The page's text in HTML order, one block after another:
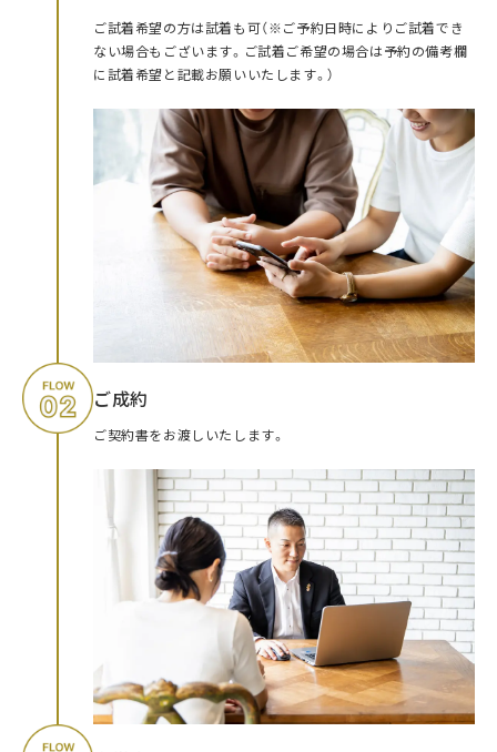
ご試着希望の方は試着も可（※ご予約日時によりご試着でき
ない場合もございます。ご試着ご希望の場合は予約の備考欄
に試着希望と記載お願いいたします。）
ご成約
ご契約書をお渡しいたします。